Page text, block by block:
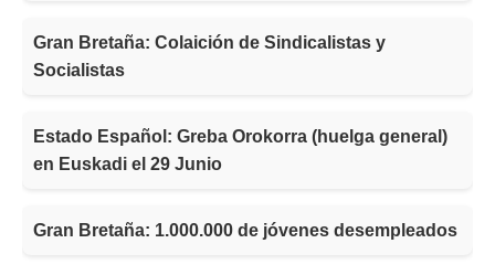
Gran Bretaña: Colaición de Sindicalistas y
Socialistas
Estado Español: Greba Orokorra (huelga general)
en Euskadi el 29 Junio
Gran Bretaña: 1.000.000 de jóvenes desempleados